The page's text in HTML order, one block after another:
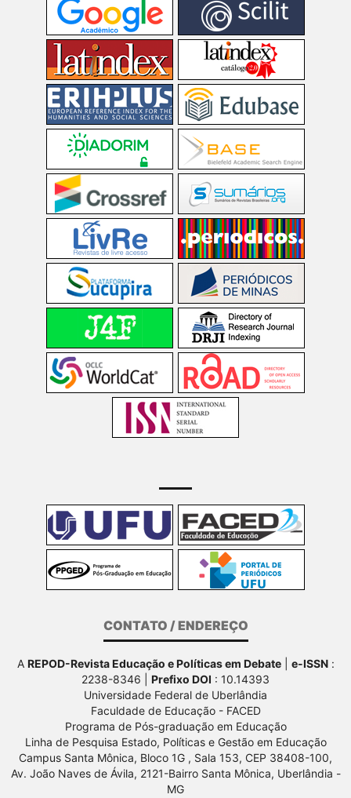
CONTATO / ENDEREÇO
A REPOD-Revista Educação e Políticas em Debate| e-ISSN:
2238-8346 | Prefixo DOI : 10.14393
Universidade Federal de Uberlândia
Faculdade de Educação - FACED
Programa de Pós-graduação em Educação
Linha de Pesquisa Estado, Políticas e Gestão em Educação
Campus Santa Mônica, Bloco 1G , Sala 153, CEP 38408-100,
Av. João Naves de Ávila, 2121-Bairro Santa Mônica, Uberlândia -
MG